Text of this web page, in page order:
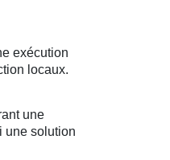
exécution
locaux.
une
une solution